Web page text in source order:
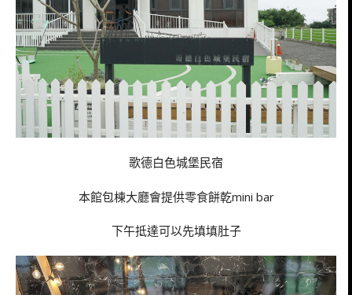
歌德白色城堡民宿
本館包棟大廳會提供零食餅乾mini bar
下午抵達可以先填填肚子